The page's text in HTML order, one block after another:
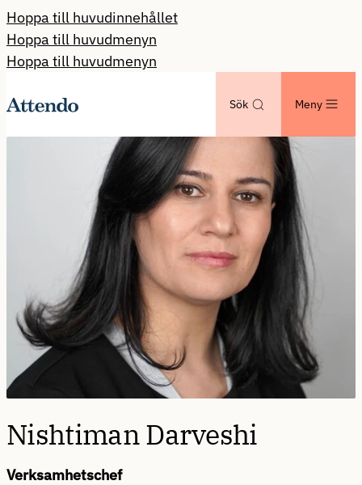
Hoppa till huvudinnehållet
Hoppa till huvudmenyn
Hoppa till huvudmenyn
Sök Meny
Nishtiman Darveshi
Verksamhetschef